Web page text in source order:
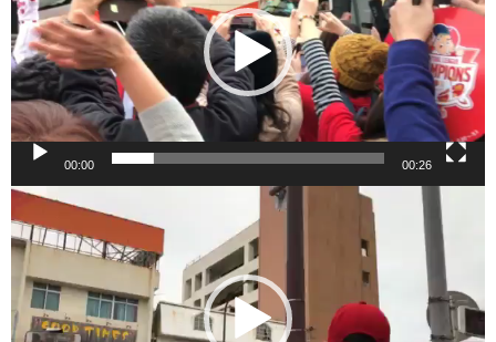
レ
ー
ヤ
ー
00:00 00:26
動
画
プ
レ
ヤ